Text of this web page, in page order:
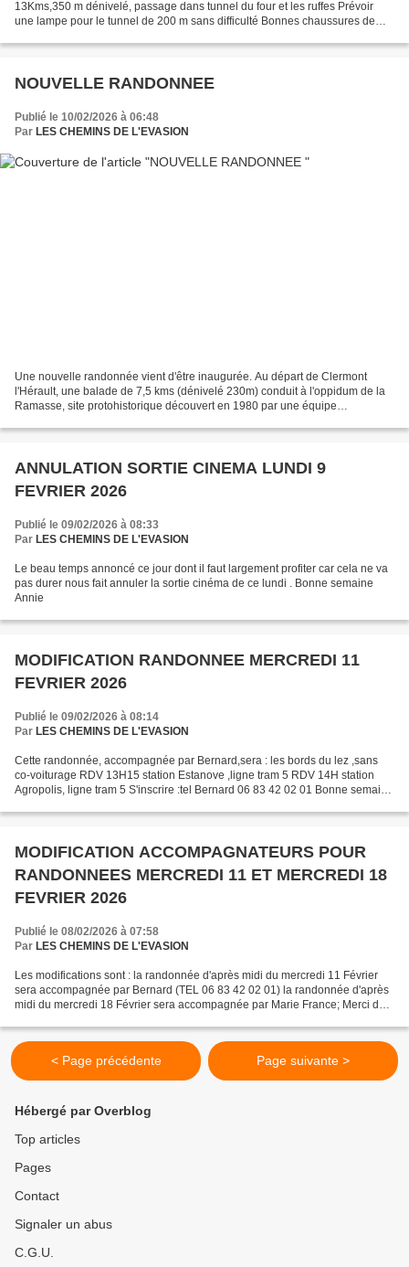
13Kms,350 m dénivelé, passage dans tunnel du four et les ruffes Prévoir
une lampe pour le tunnel de 200 m sans difficulté Bonnes chaussures de
NOUVELLE RANDONNEE
Publié le 10/02/2026 à 06:48
Par LES CHEMINS DE L'EVASION
Une nouvelle randonnée vient d'être inaugurée. Au départ de Clermont
l'Hérault, une balade de 7,5 kms (dénivelé 230m) conduit à l'oppidum de la
Ramasse, site protohistorique découvert en 1980 par une équipe
ANNULATION SORTIE CINEMA LUNDI 9
FEVRIER 2026
Publié le 09/02/2026 à 08:33
Par LES CHEMINS DE L'EVASION
Le beau temps annoncé ce jour dont il faut largement profiter car cela ne va
pas durer nous fait annuler la sortie cinéma de ce lundi . Bonne semaine
Annie
MODIFICATION RANDONNEE MERCREDI 11
FEVRIER 2026
Publié le 09/02/2026 à 08:14
Par LES CHEMINS DE L'EVASION
Cette randonnée, accompagnée par Bernard,sera : les bords du lez ,sans
co-voiturage RDV 13H15 station Estanove ,ligne tram 5 RDV 14H station
Agropolis, ligne tram 5 S'inscrire :tel Bernard 06 83 42 02 01 Bonne semaine
MODIFICATION ACCOMPAGNATEURS POUR
RANDONNEES MERCREDI 11 ET MERCREDI 18
FEVRIER 2026
Publié le 08/02/2026 à 07:58
Par LES CHEMINS DE L'EVASION
Les modifications sont : la randonnée d'après midi du mercredi 11 Février
sera accompagnée par Bernard (TEL 06 83 42 02 01) la randonnée d'après
midi du mercredi 18 Février sera accompagnée par Marie France; Merci de
< Page précédente Page suivante >
Hébergé par Overblog
Top articles
Pages
Contact
Signaler un abus
C.G.U.